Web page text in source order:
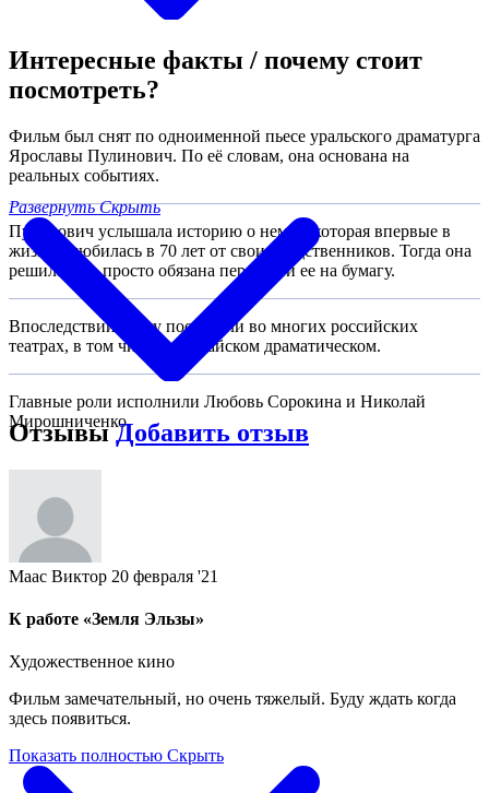
Интересные факты / почему стоит
посмотреть?
Фильм был снят по одноименной пьесе уральского драматурга
Ярославы Пулинович. По её словам, она основана на
реальных событиях.
Пулинович услышала историю о немке, которая впервые в
жизни влюбилась в 70 лет от своих родственников. Тогда она
решила, что просто обязана перенести ее на бумагу.
Впоследствии пьесу поставили во многих российских
театрах, в том числе в Алтайском драматическом.
Главные роли исполнили Любовь Сорокина и Николай
Мирошниченко.
Развернуть Скрыть
ОтзывыДобавить отзыв
Маас Виктор 20 февраля '21
К работе «Земля Эльзы»
Художественное кино
Фильм замечательный, но очень тяжелый. Буду ждать когда
здесь появиться.
Показать полностью Скрыть